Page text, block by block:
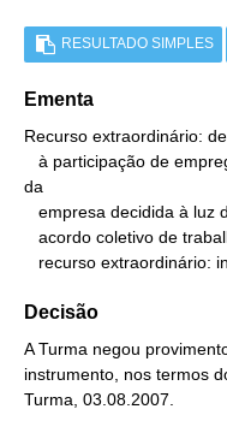
RESULTADO SIMPLES
Ementa
Recurso extraordinário:
da
recurso
Decisão
A Turma negou
instrumento, nos termos
Turma, 03.08.2007.